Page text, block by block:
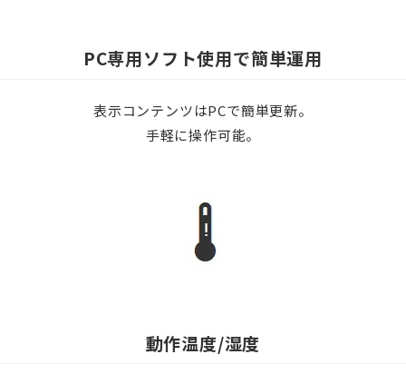
PC専用ソフト使用で簡単運用
表示コンテンツはPCで簡単更新。
手軽に操作可能。
動作温度/湿度